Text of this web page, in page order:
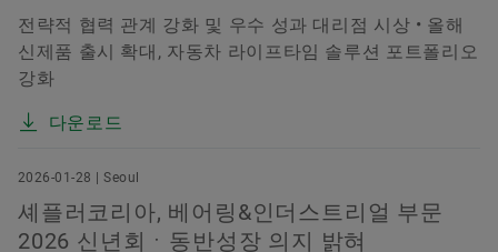
전략적 협력 관계 강화 및 우수 성과 대리점 시상 • 올해
신제품 출시 확대, 자동차 라이프타임 솔루션 포트폴리오
강화
다운로드
2026-01-28 | Seoul
셰플러코리아, 베어링&인더스트리얼 부문
2026 신년회ㆍ동반성장 의지 밝혀